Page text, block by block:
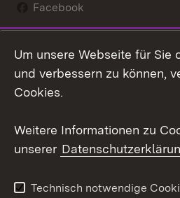
Facebook
Social Wall
Youtube
Kontakt
Barrierefreiheit
Um unsere Webseite für Sie
und verbessern zu können,
Cookies.
Weitere Informationen zu
unserer
Technisch notwendige